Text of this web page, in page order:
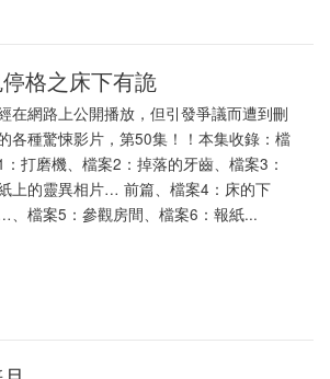
停格之床下有詭
在網路上公開播放，但引發爭議而遭到刪
各種驚悚影片，第50集！！本集收錄：檔
：打磨機、檔案2：掉落的牙齒、檔案3：
上的靈異相片… 前篇、檔案4：床的下
、檔案5：參觀房間、檔案6：報紙...